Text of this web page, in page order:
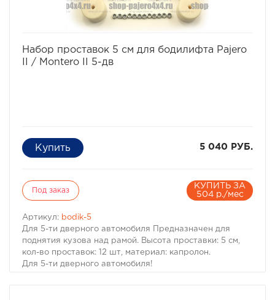
· Кол-во проставок: 12 шт
Материал: капролон
Набор проставок 5 см для бодилифта Pajero
II / Montero II 5-дв
5 040 РУБ.
Под заказ
КУПИТЬ ЗА
504 р./мес
Артикул: bodik-5
Для 5-ти дверного автомобиля Предназначен для
поднятия кузова над рамой. Высота проставки: 5 см,
кол-во проставок: 12 шт, материал: капролон.
Для 5-ти дверного автомобиля!